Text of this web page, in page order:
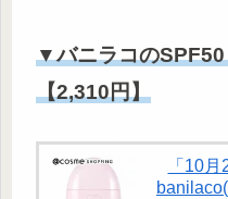
▼バニラコのSPF50
【2,310円】
「10